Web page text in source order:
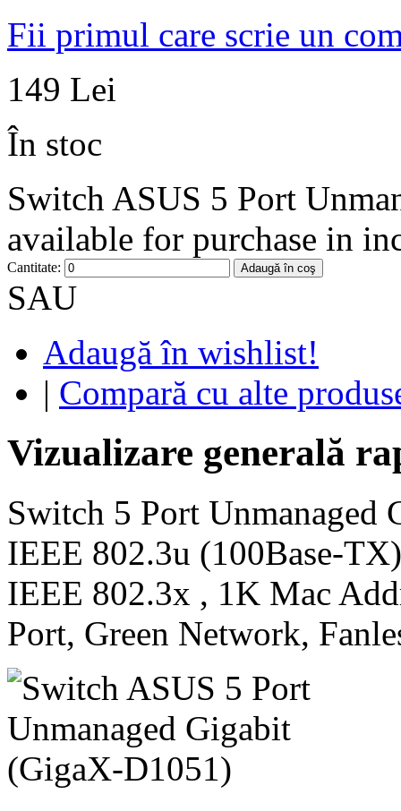
Fii primul care scrie un
149 Lei
În stoc
Switch ASUS 5 Port
available for purchase in
Cantitate: Adaugă în coş
SAU
Adaugă în wishlist!
| Compară cu alte
Vizualizare generală
Switch 5 Port Unmanaged
IEEE 802.3u (100Base-
IEEE 802.3x , 1K Mac
Port, Green Network,